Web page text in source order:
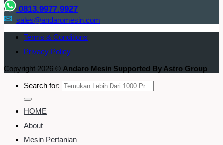
0813.9977.9927
sales@andaromesin.com
Terms & Conditions
Privacy Policy
Copyright 2026 © Andaro Mesin Supported By Astro Group
Search for:
HOME
About
Mesin Pertanian